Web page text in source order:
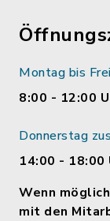
Montag bis
8:00 - 12:00
Donnerstag
14:00 - 18:00
Wenn
mit den